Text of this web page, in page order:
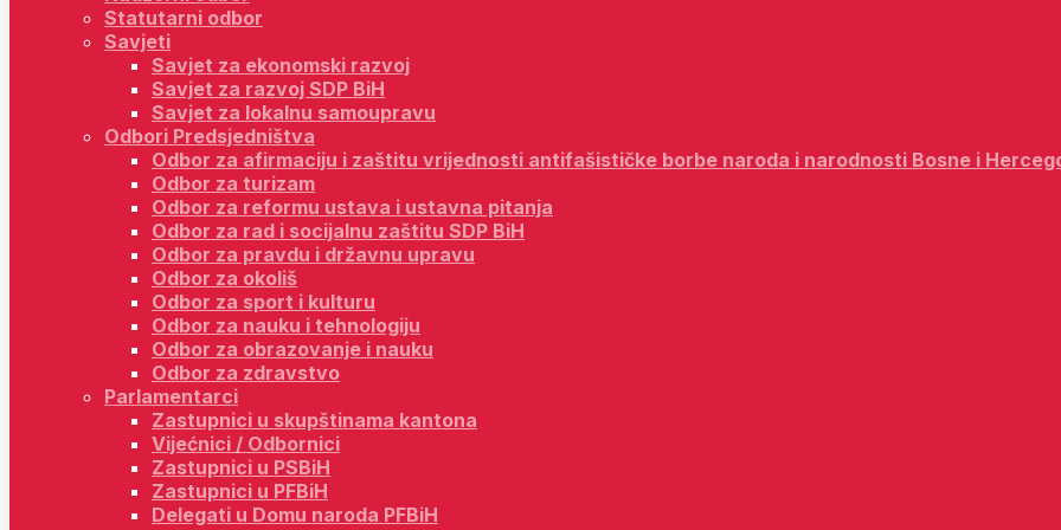
Statutarni odbor
Savjeti
Savjet za ekonomski razvoj
Savjet za razvoj SDP BiH
Savjet za lokalnu samoupravu
Odbori Predsjedništva
Odbor za afirmaciju i zaštitu vrijednosti antifašističke borbe naroda i narodnosti Bosne i
Odbor za turizam
Odbor za reformu ustava i ustavna pitanja
Odbor za rad i socijalnu zaštitu SDP BiH
Odbor za pravdu i državnu upravu
Odbor za okoliš
Odbor za sport i kulturu
Odbor za nauku i tehnologiju
Odbor za obrazovanje i nauku
Odbor za zdravstvo
Parlamentarci
Zastupnici u skupštinama kantona
Vijećnici / Odbornici
Zastupnici u PSBiH
Zastupnici u PFBiH
Delegati u Domu naroda PFBiH